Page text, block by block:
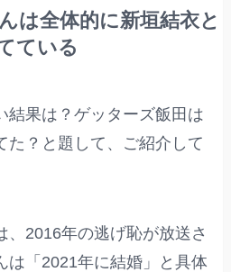
は全体的に新垣結衣と
ている
結果は？ゲッターズ飯田は
た？と題して、ご紹介して
、2016年の逃げ恥が放送さ
は「2021年に結婚」と具体